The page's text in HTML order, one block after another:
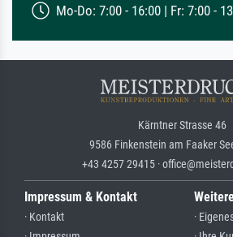
Mo-Do: 7:00 - 16:00 | Fr: 7:00 -
Kärntner Strasse 46
9586 Finkenstein am Faaker
+43 4257 29415 ·
Impressum & Kontakt
· Kontakt
·